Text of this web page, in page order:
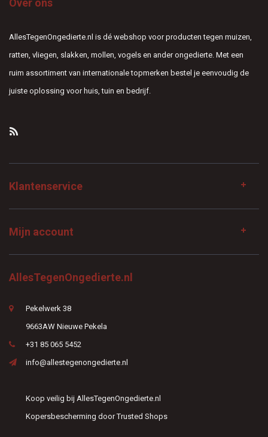
Over ons
AllesTegenOngedierte.nl is dé webshop voor producten tegen muizen,
ratten, vliegen, slakken, mollen, vogels en ander ongedierte. Met een
ruim assortiment van internationale topmerken bestel je eenvoudig de
juiste oplossing voor huis, tuin en bedrijf.
Klantenservice
Mijn account
AllesTegenOngedierte.nl
Pekelwerk 38
9663AW Nieuwe Pekela
+31 85 065 5452
info@allestegenongedierte.nl
Koop veilig bij AllesTegenOngedierte.nl
Kopersbescherming door Trusted Shops